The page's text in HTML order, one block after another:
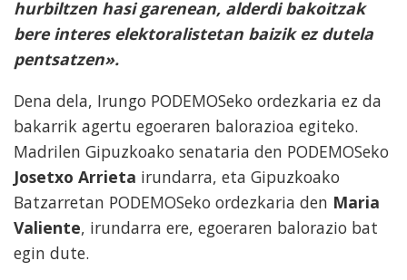
hurbiltzen hasi garenean, alderdi bakoitzak
bere interes elektoralistetan baizik ez dutela
pentsatzen».
Dena dela, Irungo PODEMOSeko ordezkaria ez da
bakarrik agertu egoeraren balorazioa egiteko.
Madrilen Gipuzkoako senataria den PODEMOSeko
Josetxo Arrieta irundarra, eta Gipuzkoako
Batzarretan PODEMOSeko ordezkaria den Maria
Valiente, irundarra ere, egoeraren balorazio bat
egin dute.